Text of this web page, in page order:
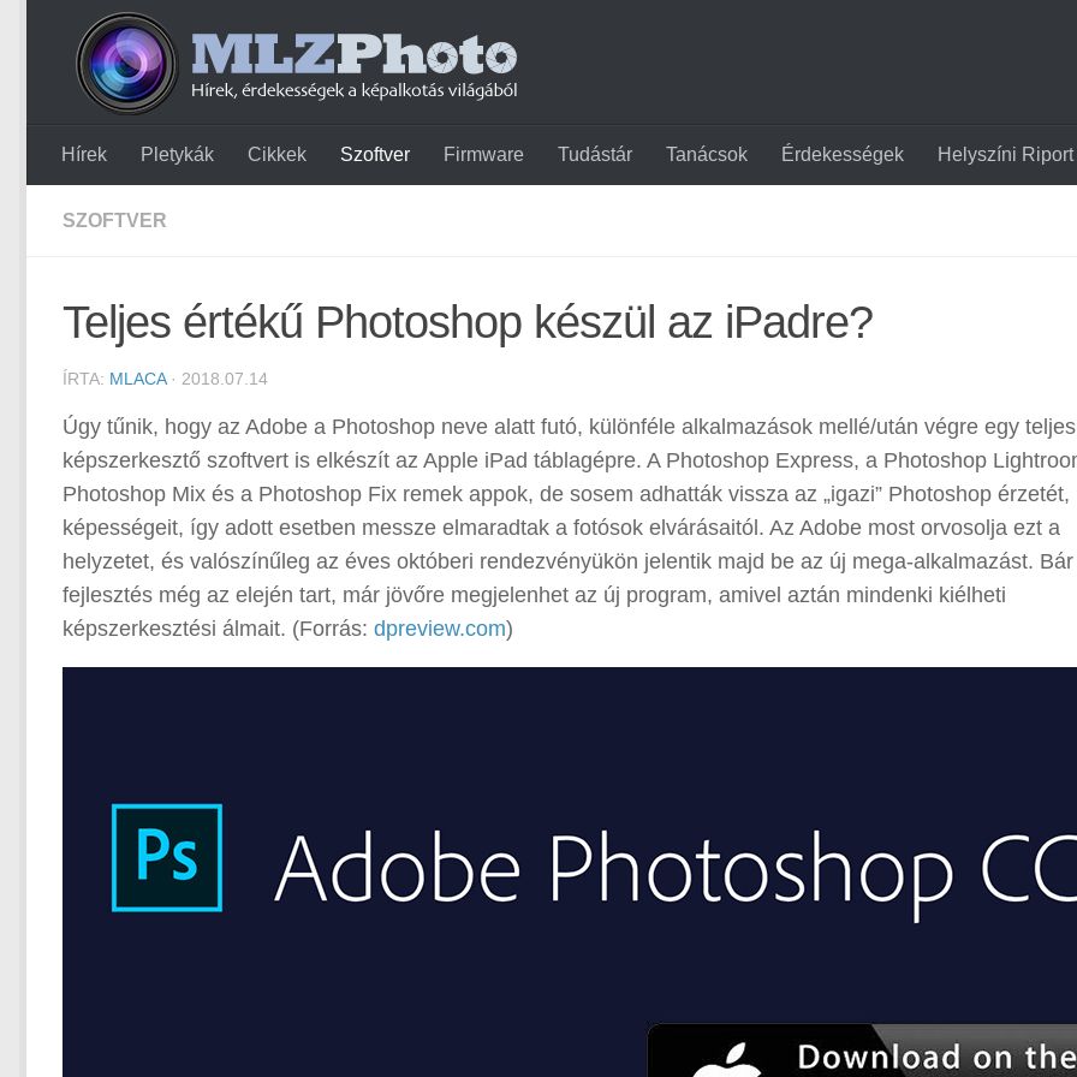
Hírek Pletykák Cikkek Szoftver Firmware Tudástár Tanácsok Érdekességek Helyszíni Riport
SZOFTVER
Teljes értékű Photoshop készül az iPadre?
ÍRTA: MLACA· 2018.07.14
Úgy tűnik, hogy az Adobe a Photoshop neve alatt futó, különféle alkalmazások mellé/után végre egy
képszerkesztő szoftvert is elkészít az Apple iPad táblagépre. A Photoshop Express, a Photoshop
Photoshop Mix és a Photoshop Fix remek appok, de sosem adhatták vissza az „igazi” Photoshop érzetét,
képességeit, így adott esetben messze elmaradtak a fotósok elvárásaitól. Az Adobe most orvosolja ezt a
helyzetet, és valószínűleg az éves októberi rendezvényükön jelentik majd be az új mega-alkalmazást.
fejlesztés még az elején tart, már jövőre megjelenhet az új program, amivel aztán mindenki kiélheti
képszerkesztési álmait. (Forrás: dpreview.com)